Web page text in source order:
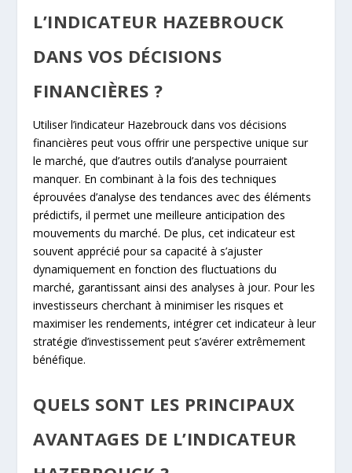
L’INDICATEUR HAZEBROUCK
DANS VOS DÉCISIONS
FINANCIÈRES ?
Utiliser l’indicateur Hazebrouck dans vos décisions
financières peut vous offrir une perspective unique sur
le marché, que d’autres outils d’analyse pourraient
manquer. En combinant à la fois des techniques
éprouvées d’analyse des tendances avec des éléments
prédictifs, il permet une meilleure anticipation des
mouvements du marché. De plus, cet indicateur est
souvent apprécié pour sa capacité à s’ajuster
dynamiquement en fonction des fluctuations du
marché, garantissant ainsi des analyses à jour. Pour les
investisseurs cherchant à minimiser les risques et
maximiser les rendements, intégrer cet indicateur à leur
stratégie d’investissement peut s’avérer extrêmement
bénéfique.
QUELS SONT LES PRINCIPAUX
AVANTAGES DE L’INDICATEUR